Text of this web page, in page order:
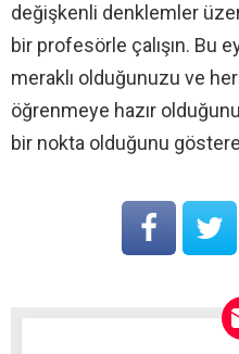
değişkenli denklemler
bir profesörle çalışın. Bu
meraklı olduğunuzu ve
öğrenmeye hazır
bir nokta olduğunu